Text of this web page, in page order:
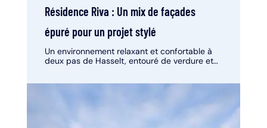
Résidence Riva : Un mix de façades
épuré pour un projet stylé
Un environnement relaxant et confortable à
deux pas de Hasselt, entouré de verdure et